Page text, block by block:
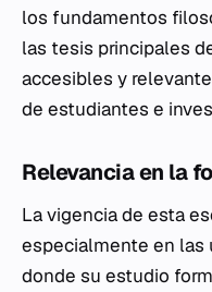
los fundamentos
las tesis principales
accesibles y
de estudiantes e
Relevancia en la
La vigencia de esta
especialmente en las
donde su estudio